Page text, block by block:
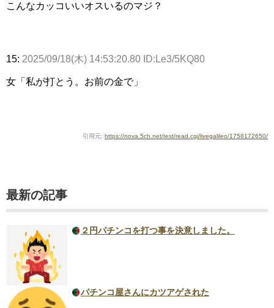
こんなカッコいいオスいるのマジ？
15: 2025/09/18(木) 14:53:20.80 ID:Le3/5KQ80
女「私が打とう。お前の金で」
引用元: https://nova.5ch.net/test/read.cgi/livegalileo/1758172650/
最新の記事
２円パチンコを打つ事を決意しました。
パチンコ屋さんにカツアゲされた